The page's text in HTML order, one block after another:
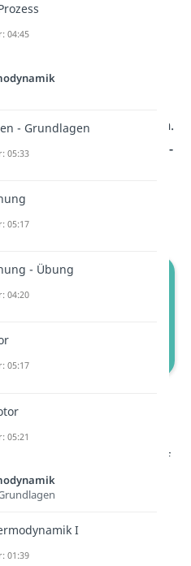
T-s-
und das T-s-Diagramm.
verläuft im
p-V-
. Diese wird Isotherme
sinkt von Zustand 1 auf
das Volumen
Diagrammstellt sich ein
04:45
- Grundlagen
05:33
05:17
- Übung
04:20
05:17
05:21
I
01:39